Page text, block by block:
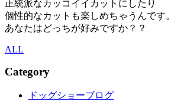
正統派なカッコイイカットにしたり
個性的なカットも楽しめちゃうんです。
あなたはどっちが好みですか？？
ALL
Category
ドッグショーブログ